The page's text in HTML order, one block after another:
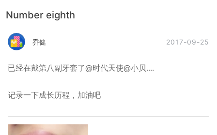
Number eighth
乔健 2017-09-25
已经在戴第八副牙套了@时代天使@小贝....
记录一下成长历程，加油吧